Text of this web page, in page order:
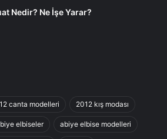
Nedir? Ne İşe Yarar?
canta modelleri 2012 kış modası
elbiseler abiye elbise modelleri